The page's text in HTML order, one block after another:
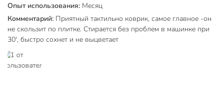
Опыт использования: Месяц
Комментарий: Приятный тактильно коврик, самое главное -он
не скользит по плитке. Стирается без проблем в машинке при
30', быстро сохнет и не выцветает